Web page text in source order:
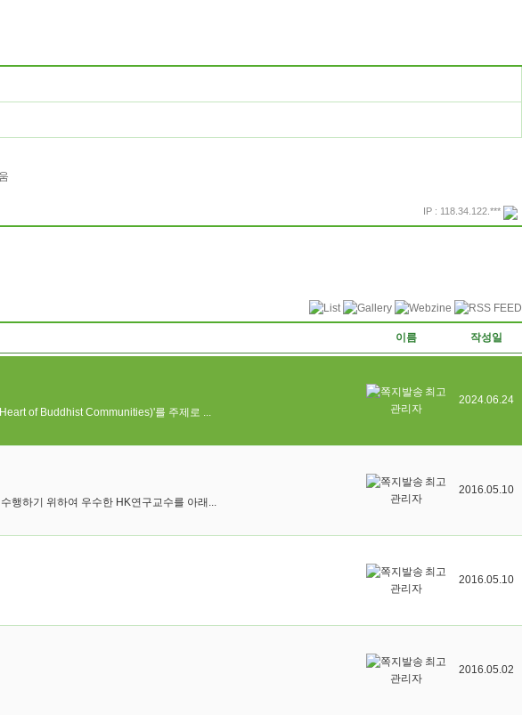
IP : 118.34.122.***
이름 작성일
of Buddhist Communities)'를 주제로 ...
최고
관리자
2024.06.24
행하기 위하여 우수한 HK연구교수를 아래...
최고
관리자
2016.05.10
최고
관리자
2016.05.10
최고
관리자
2016.05.02